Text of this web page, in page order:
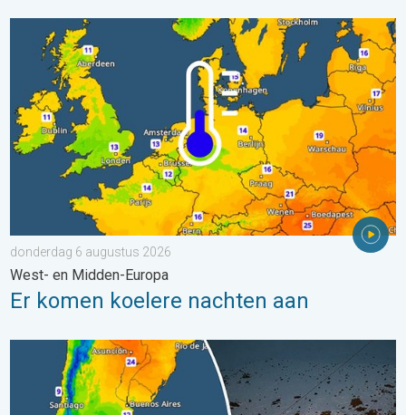
Er komen koelere nachten aan. West- en Midden-Europa. . .
donderdag 6 augustus 2026
West- en Midden-Europa
Er komen koelere nachten aan
Wintergroet uit het zuidelijk halfrond. Veel sneeuw in de